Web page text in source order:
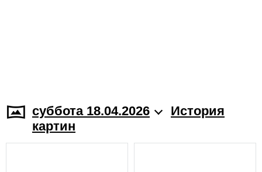
суббота 18.04.2026
История
картин